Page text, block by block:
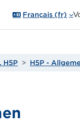
Français ‎(fr)‎
H5P H5P -